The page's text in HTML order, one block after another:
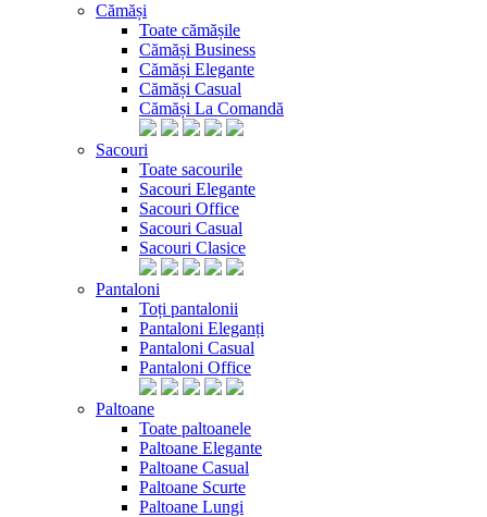
Cămăși
Toate cămășile
Cămăși Business
Cămăși Elegante
Cămăși Casual
Cămăși La Comandă
Sacouri
Toate sacourile
Sacouri Elegante
Sacouri Office
Sacouri Casual
Sacouri Clasice
Pantaloni
Toți pantalonii
Pantaloni Eleganți
Pantaloni Casual
Pantaloni Office
Paltoane
Toate paltoanele
Paltoane Elegante
Paltoane Casual
Paltoane Scurte
Paltoane Lungi